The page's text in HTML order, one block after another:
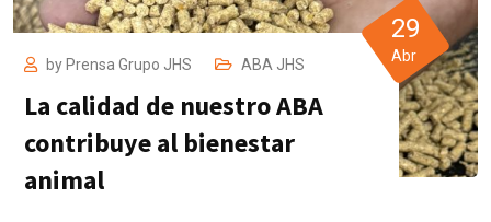
by Prensa Grupo JHS ABA JHS
La calidad de nuestro ABA
contribuye al bienestar
animal
29
Abr